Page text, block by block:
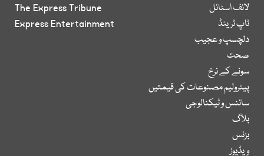
لائف اسٹائل
ٹاپ ٹرینڈ
دلچسپ و عجیب
صحت
سونے کے نرخ
پیٹرولیم مصنوعات کی قیمتیں
سائنس و ٹیکنالوجی
بلاگ
بزنس
ویڈیوز
The Express Tribune
Express Entertainment